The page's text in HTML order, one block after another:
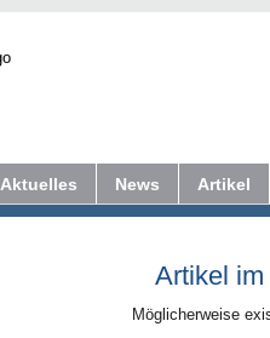
Aktuelles News Artikel
Artikel
Möglicherweise